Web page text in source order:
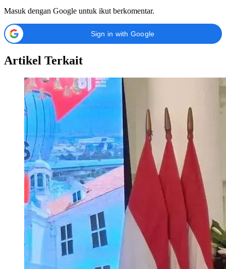
Masuk dengan Google untuk ikut berkomentar.
Sign in with Google
Artikel Terkait